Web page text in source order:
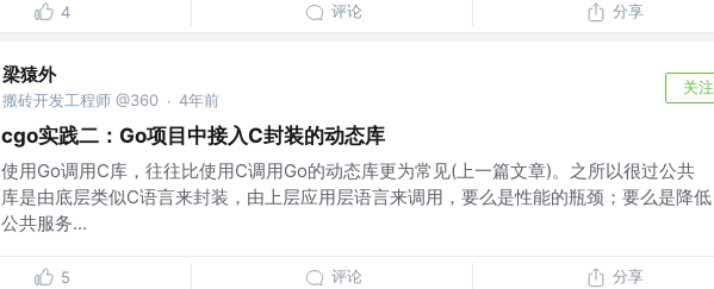
4 评论 分享
梁猿外
搬砖开发工程师 @360 · 4年前
关注
cgo实践二：Go项目中接入C封装的动态库
使用Go调用C库，往往比使用C调用Go的动态库更为常见(上一篇文章)。之所以很过公共
库是由底层类似C语言来封装，由上层应用层语言来调用，要么是性能的瓶颈；要么是降低
公共服务...
5 评论 分享